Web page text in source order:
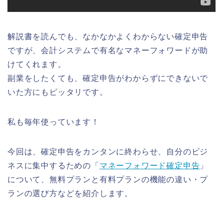
解説書を読んでも、なかなかよくわからない確定申告
ですが、会計システムで有名なマネーフォワードが助
けてくれます。
副業をしたくても、確定申告がわからずにできないで
いた方にもピッタリです。
私も毎年使っています！
今回は、確定申告をカンタンに終わらせ、自分のビジ
ネスに集中するための「 マネーフォワード確定申告 」
について、無料プランと有料プランの機能の違い・プ
ランの選び方などを紹介します。